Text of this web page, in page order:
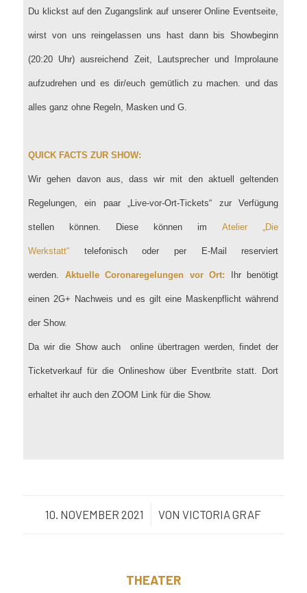
Du klickst auf den Zugangslink auf unserer Online Eventseite,
wirst von uns reingelassen uns hast dann bis Showbeginn
(20:20 Uhr) ausreichend Zeit, Lautsprecher und Improlaune
aufzudrehen und es dir/euch gemütlich zu machen. und das
alles ganz ohne Regeln, Masken und G.
QUICK FACTS ZUR SHOW:
Wir gehen davon aus, dass wir mit den aktuell geltenden
Regelungen, ein paar „Live-vor-Ort-Tickets“ zur Verfügung
stellen können. Diese können imAtelier „Die
Werkstatt“ telefonisch oder per E-Mail reserviert
werden. Aktuelle Coronaregelungen vor Ort: Ihr benötigt
einen 2G+ Nachweis und es gilt eine Maskenpflicht während
der Show.
Da wir die Show auch online übertragen werden, findet der
Ticketverkauf für die Onlineshow über Eventbrite statt. Dort
erhaltet ihr auch den ZOOM Link für die Show.
10. NOVEMBER 2021
/ VONVICTORIA GRAF
THEATER